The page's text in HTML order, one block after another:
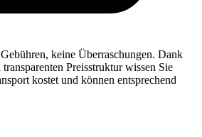
keine Überraschungen. Dank
Preisstruktur wissen Sie
kostet und können entsprechend